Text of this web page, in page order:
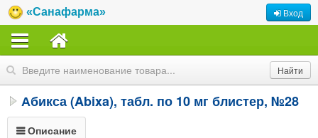
«Санафарма» Вход
Абикса (Abixa), табл. по 10 мг блистер, №28
Описание